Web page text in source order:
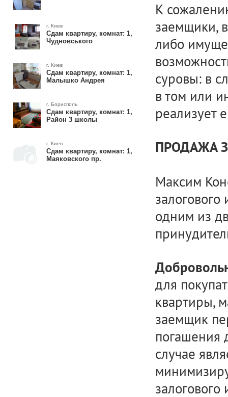
г. Киев
Сдам квартиру, комнат: 1,
Чудновського
г. Киев
Сдам квартиру, комнат: 1,
Малышко Андрея
г. Борисполь
Сдам квартиру, комнат: 1,
Район 3 школы
г. Киев
Сдам квартиру, комнат: 1,
Маяковского пр.
К
заемщики,
либо
суровы: в
в том или
реализует
ПРОДАЖА
Максим
одним из
для
квартиры,
заемщик
погашения
случае